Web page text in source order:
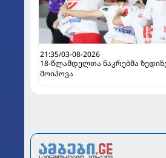
21:35/03-08-2026
18-წლამდელთა ნაკრებმა
მოიპოვა